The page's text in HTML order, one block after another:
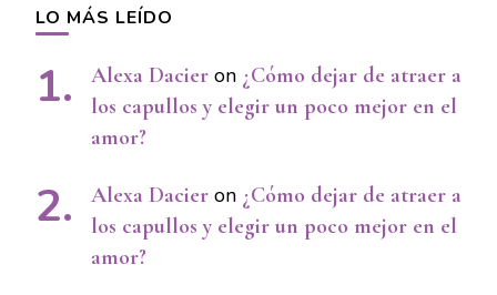
LO MÁS LEÍDO
Alexa Dacier on ¿Cómo dejar de atraer a
los capullos y elegir un poco mejor en el
amor?
Alexa Dacier on ¿Cómo dejar de atraer a
los capullos y elegir un poco mejor en el
amor?